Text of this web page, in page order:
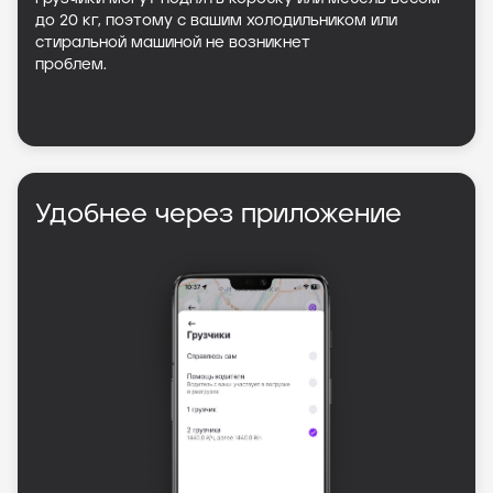
до 20 кг, поэтому с вашим холодильником или
стиральной машиной не возникнет
проблем.
Удобнее через приложение